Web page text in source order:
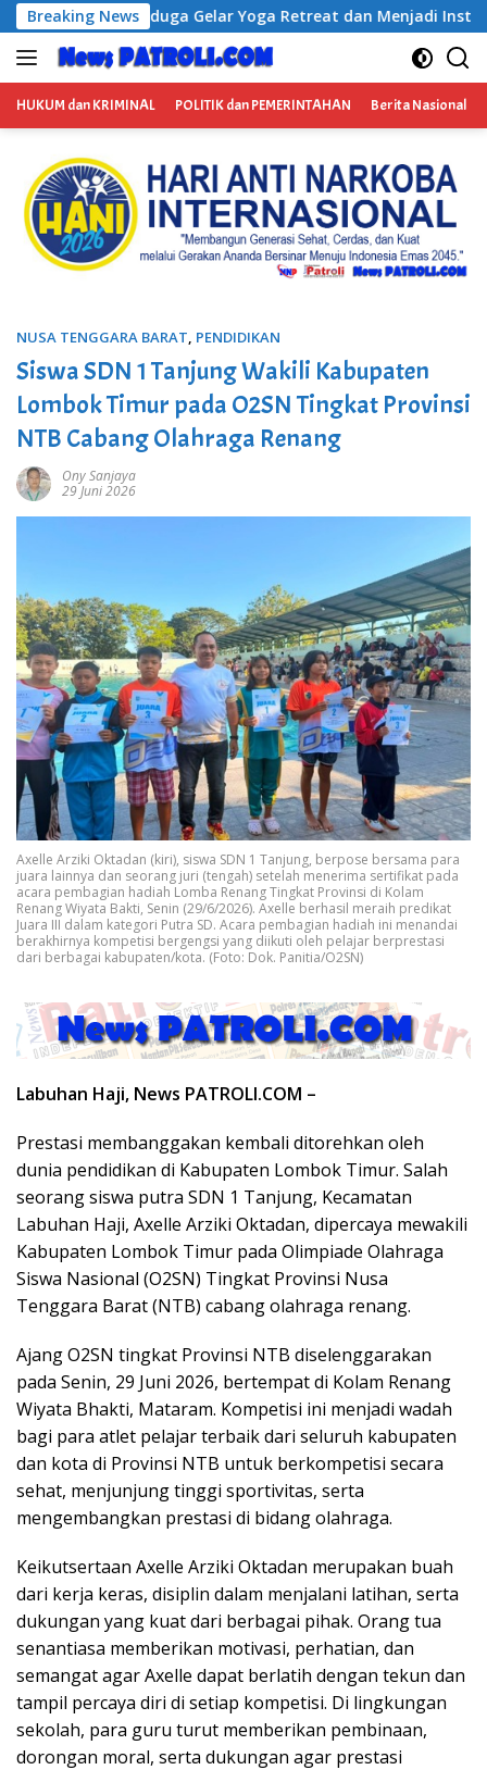
Langsung
ke
konten
Breaking News
Retreat dan Menjadi Instruktur Meditasi
HUKUM dan KRIMINAL POLITIK dan PEMERINTAHAN Berita Nasional
NUSA TENGGARA BARAT, PENDIDIKAN
Siswa SDN 1 Tanjung Wakili Kabupaten
Lombok Timur pada O2SN Tingkat Provinsi
NTB Cabang Olahraga Renang
Ony Sanjaya
29 Juni 2026
Axelle Arziki Oktadan (kiri), siswa SDN 1 Tanjung, berpose bersama para
juara lainnya dan seorang juri (tengah) setelah menerima sertifikat pada
acara pembagian hadiah Lomba Renang Tingkat Provinsi di Kolam
Renang Wiyata Bakti, Senin (29/6/2026). Axelle berhasil meraih predikat
Juara III dalam kategori Putra SD. Acara pembagian hadiah ini menandai
berakhirnya kompetisi bergengsi yang diikuti oleh pelajar berprestasi
dari berbagai kabupaten/kota. (Foto: Dok. Panitia/O2SN)
Labuhan Haji, News PATROLI.COM –
Prestasi membanggakan kembali ditorehkan oleh
dunia pendidikan di Kabupaten Lombok Timur. Salah
seorang siswa putra SDN 1 Tanjung, Kecamatan
Labuhan Haji, Axelle Arziki Oktadan, dipercaya mewakili
Kabupaten Lombok Timur pada Olimpiade Olahraga
Siswa Nasional (O2SN) Tingkat Provinsi Nusa
Tenggara Barat (NTB) cabang olahraga renang.
Ajang O2SN tingkat Provinsi NTB diselenggarakan
pada Senin, 29 Juni 2026, bertempat di Kolam Renang
Wiyata Bhakti, Mataram. Kompetisi ini menjadi wadah
bagi para atlet pelajar terbaik dari seluruh kabupaten
dan kota di Provinsi NTB untuk berkompetisi secara
sehat, menjunjung tinggi sportivitas, serta
mengembangkan prestasi di bidang olahraga.
Keikutsertaan Axelle Arziki Oktadan merupakan buah
dari kerja keras, disiplin dalam menjalani latihan, serta
dukungan yang kuat dari berbagai pihak. Orang tua
senantiasa memberikan motivasi, perhatian, dan
semangat agar Axelle dapat berlatih dengan tekun dan
tampil percaya diri di setiap kompetisi. Di lingkungan
sekolah, para guru turut memberikan pembinaan,
dorongan moral, serta dukungan agar prestasi